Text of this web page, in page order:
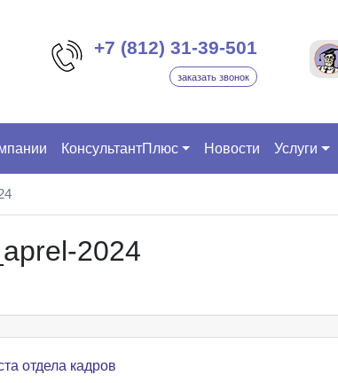
+7 (812) 31-39-501
заказать звонок
КонсультантПлюс Новости Услуги
2024
отдела кадров